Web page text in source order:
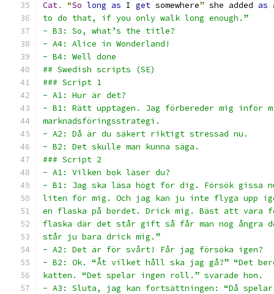
Cat. “So long as I get somewhere” she added as
to do that, if you only walk long enough.”
- B3: So, what’s the title?
- A4: Alice in Wonderland!
- B4: Well done
## Swedish scripts (SE)
### Script 1
- A1: Hur är det?
- B1: Rätt upptagen. Jag förbereder mig inför
marknadsföringsstrategi.
- A2: Då är du säkert riktigt stressad nu.
- B2: Det skulle man kunna säga.
### Script 2
- A1: Vilken bok läser du?
- B1: Jag ska läsa högt för dig. Försök gissa
liten för mig. Och jag kan ju inte flyga upp
en flaska på bordet. Drick mig. Bäst att vara
flaska där det står gift så får man nog ångra
står ju bara drick mig.”
- A2: Det är för svårt! Får jag försöka igen?
- B2: Ok. “Åt vilket håll ska jag gå?” “Det
katten. “Det spelar ingen roll.” svarade hon.
- A3: Sluta, jag kan fortsättningen: “Då